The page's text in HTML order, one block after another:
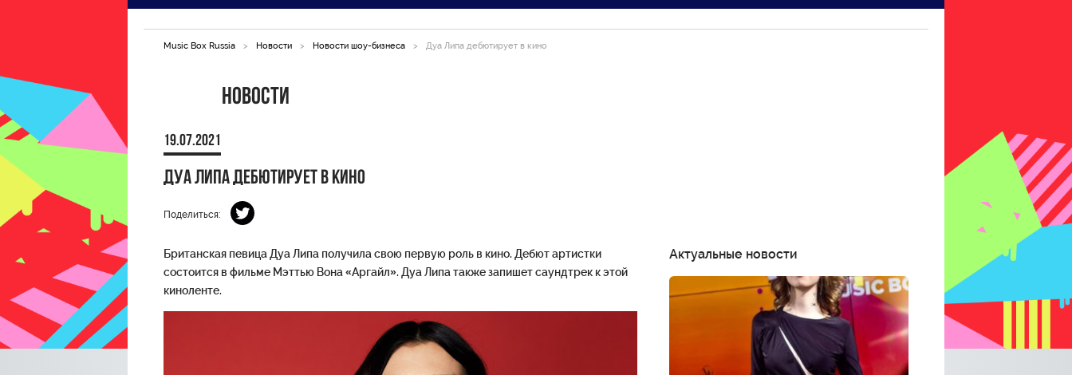
Music Box Russia > Новости > Новости шоу-бизнеса > Дуа Липа дебютирует в кино
Новости
19.07.2021
Дуа Липа дебютирует в кино
Поделиться:
Британская певица Дуа Липа получила свою первую роль в кино. Дебют артистки
состоится в фильме Мэттью Вона «Аргайл». Дуа Липа также запишет саундтрек к этой
киноленте.
Актуальные новости